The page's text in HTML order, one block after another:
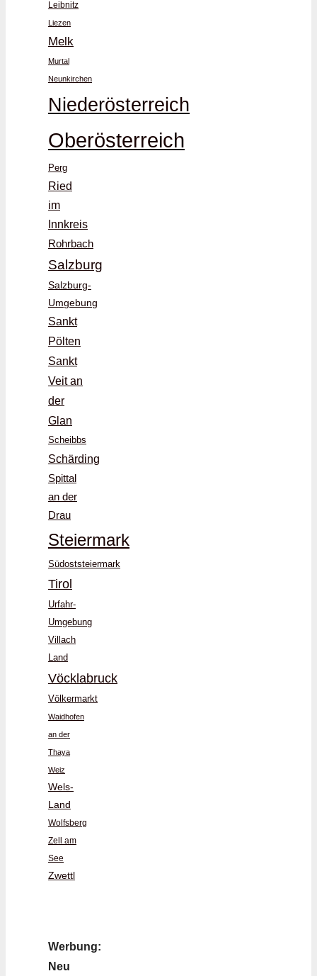
Leibnitz
Liezen
Melk
Murtal
Neunkirchen
Niederösterreich
Oberösterreich
Perg
Ried
im
Innkreis
Rohrbach
Salzburg
Salzburg-
Umgebung
Sankt
Pölten
Sankt
Veit an
der
Glan
Scheibbs
Schärding
Spittal
an der
Drau
Steiermark
Südoststeiermark
Tirol
Urfahr-
Umgebung
Villach
Land
Vöcklabruck
Völkermarkt
Waidhofen
an der
Thaya
Weiz
Wels-
Land
Wolfsberg
Zell am
See
Zwettl
Werbung:
Neu